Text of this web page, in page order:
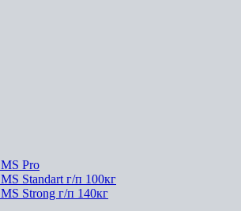
Pro
Standart г/п 100кг
Strong г/п 140кг